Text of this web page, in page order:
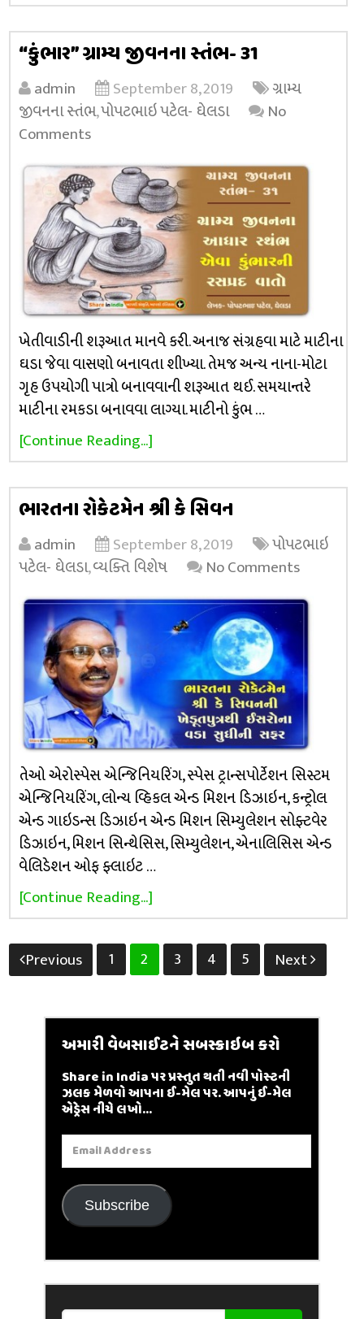
“કુંભાર” ગ્રામ્ય જીવનના સ્તંભ- 31
admin September 8, 2019
ગ્રામ્ય
જીવનના સ્તંભ,પોપટભાઇ પટેલ- ઘેલડા
No
Comments
ખેતીવાડીની શરૂઆત માનવે કરી. અનાજ સંગ્રહવા માટે માટીના
ઘડા જેવા વાસણો બનાવતા શીખ્યા. તેમજ અન્ય નાના-મોટા
ગૃહ ઉપયોગી પાત્રો બનાવવાની શરૂઆત થઈ. સમયાન્તરે
માટીના રમકડા બનાવવા લાગ્યા. માટીનો કુંભ …
[Continue Reading...]
ભારતના રોકેટમેન શ્રી કે સિવન
admin September 8, 2019
પોપટભાઇ
પટેલ- ઘેલડા,વ્યક્તિ વિશેષ No Comments
તેઓ એરોસ્પેસ એન્જિનિયરિંગ, સ્પેસ ટ્રાન્સપોર્ટેશન સિસ્ટમ
એન્જિનિયરિંગ, લોન્ચ વ્હિકલ એન્ડ મિશન ડિઝાઇન, કન્ટ્રોલ
એન્ડ ગાઇડન્સ ડિઝાઇન એન્ડ મિશન સિમ્યુલેશન સોફ્ટવેર
ડિઝાઇન, મિશન સિન્થેસિસ, સિમ્યુલેશન, એનાલિસિસ એન્ડ
વેલિડેશન ઓફ ફ્લાઇટ …
[Continue Reading...]
Posts
pagination
Previous 1 2 3 4 5 Next
અમારી વેબસાઈટને સબસ્ક્રાઇબ કરો
Share in India પર પ્રસ્તુત થતી નવી પોસ્ટની
ઝલક મેળવો આપના ઈ-મેલ પર. આપનું ઈ-મેલ
એડ્રેસ નીચે લખો...
Email
Address
Subscribe